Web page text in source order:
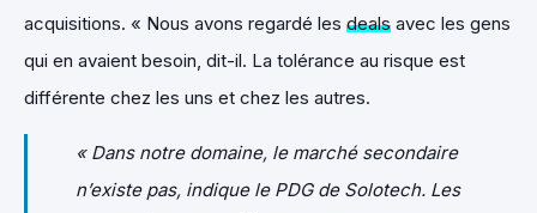
acquisitions. « Nous avons regardé les deals avec les gens
qui en avaient besoin, dit-il. La tolérance au risque est
différente chez les uns et chez les autres.
« Dans notre domaine, le marché secondaire
n’existe pas, indique le PDG de Solotech. Les